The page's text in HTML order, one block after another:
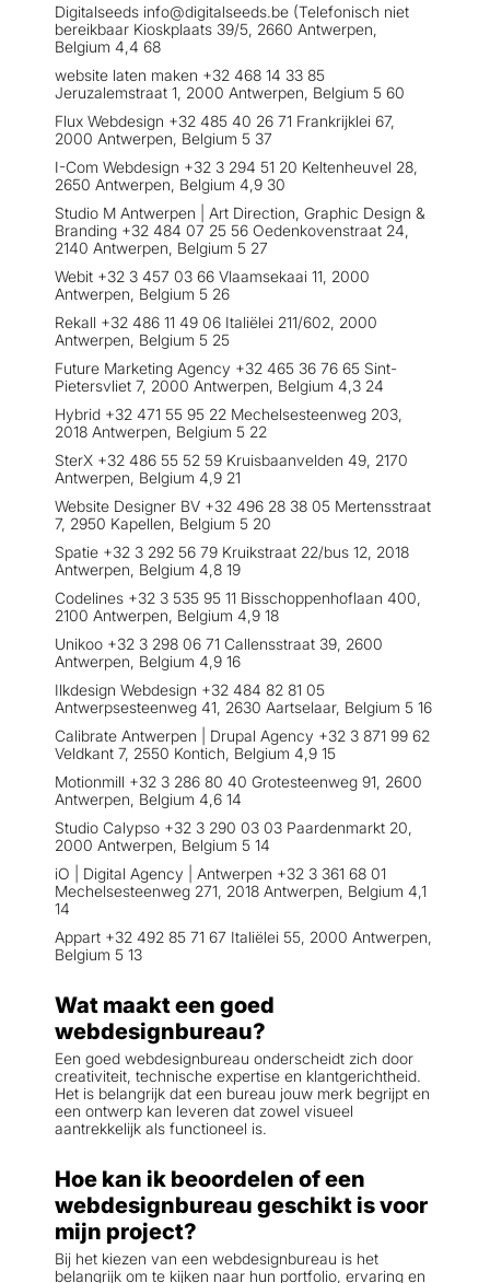
Digitalseeds info@digitalseeds.be (Telefonisch niet
bereikbaar Kioskplaats 39/5, 2660 Antwerpen,
Belgium 4,4 68
website laten maken +32 468 14 33 85
Jeruzalemstraat 1, 2000 Antwerpen, Belgium 5 60
Flux Webdesign +32 485 40 26 71 Frankrijklei 67,
2000 Antwerpen, Belgium 5 37
I-Com Webdesign +32 3 294 51 20 Keltenheuvel 28,
2650 Antwerpen, Belgium 4,9 30
Studio M Antwerpen | Art Direction, Graphic Design &
Branding +32 484 07 25 56 Oedenkovenstraat 24,
2140 Antwerpen, Belgium 5 27
Webit +32 3 457 03 66 Vlaamsekaai 11, 2000
Antwerpen, Belgium 5 26
Rekall +32 486 11 49 06 Italiëlei 211/602, 2000
Antwerpen, Belgium 5 25
Future Marketing Agency +32 465 36 76 65 Sint-
Pietersvliet 7, 2000 Antwerpen, Belgium 4,3 24
Hybrid +32 471 55 95 22 Mechelsesteenweg 203,
2018 Antwerpen, Belgium 5 22
SterX +32 486 55 52 59 Kruisbaanvelden 49, 2170
Antwerpen, Belgium 4,9 21
Website Designer BV +32 496 28 38 05 Mertensstraat
7, 2950 Kapellen, Belgium 5 20
Spatie +32 3 292 56 79 Kruikstraat 22/bus 12, 2018
Antwerpen, Belgium 4,8 19
Codelines +32 3 535 95 11 Bisschoppenhoflaan 400,
2100 Antwerpen, Belgium 4,9 18
Unikoo +32 3 298 06 71 Callensstraat 39, 2600
Antwerpen, Belgium 4,9 16
Ilkdesign Webdesign +32 484 82 81 05
Antwerpsesteenweg 41, 2630 Aartselaar, Belgium 5 16
Calibrate Antwerpen | Drupal Agency +32 3 871 99 62
Veldkant 7, 2550 Kontich, Belgium 4,9 15
Motionmill +32 3 286 80 40 Grotesteenweg 91, 2600
Antwerpen, Belgium 4,6 14
Studio Calypso +32 3 290 03 03 Paardenmarkt 20,
2000 Antwerpen, Belgium 5 14
iO | Digital Agency | Antwerpen +32 3 361 68 01
Mechelsesteenweg 271, 2018 Antwerpen, Belgium 4,1
14
Appart +32 492 85 71 67 Italiëlei 55, 2000 Antwerpen,
Belgium 5 13
Wat maakt een goed
webdesignbureau?
Een goed webdesignbureau onderscheidt zich door
creativiteit, technische expertise en klantgerichtheid.
Het is belangrijk dat een bureau jouw merk begrijpt en
een ontwerp kan leveren dat zowel visueel
aantrekkelijk als functioneel is.
Hoe kan ik beoordelen of een
webdesignbureau geschikt is voor
mijn project?
Bij het kiezen van een webdesignbureau is het
belangrijk om te kijken naar hun portfolio, ervaring en